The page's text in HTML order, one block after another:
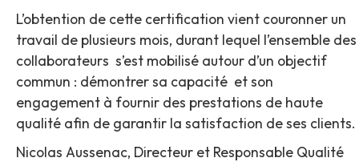
L’obtention de cette certification vient couronner un
travail de plusieurs mois, durant lequel l’ensemble des
collaborateurs s’est mobilisé autour d’un objectif
commun : démontrer sa capacité et son
engagement à fournir des prestations de haute
qualité afin de garantir la satisfaction de ses clients.
Nicolas Aussenac, Directeur et Responsable Qualité